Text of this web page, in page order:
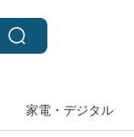
家電・デジタル